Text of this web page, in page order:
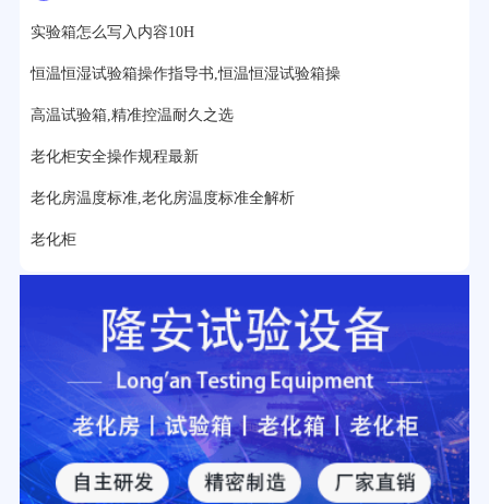
15分钟前用户提问：高低温试验箱玻璃用什么材料？
17分钟前用户提问：步入式老化房有多大的？
22分钟前用户提问：紫外线老化箱辐照时间是多久？
25分钟前用户提问：老化箱和干燥箱区别？
27分钟前用户提问：移动电源老化柜与电池柜的区别？
32分钟前用户提问：
实验箱怎么写入内容10H
恒温恒湿试验箱操作指导书,恒温恒湿试验箱操
高温试验箱,精准控温耐久之选
老化柜安全操作规程最新
老化房温度标准,老化房温度标准全解析
老化柜